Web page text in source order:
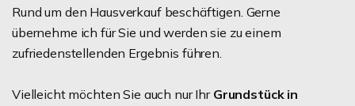
Rund um den Hausverkauf beschäftigen. Gerne
übernehme ich für Sie und werden sie zu einem
zufriedenstellenden Ergebnis führen.
Vielleicht möchten Sie auch nur Ihr Grundstück in